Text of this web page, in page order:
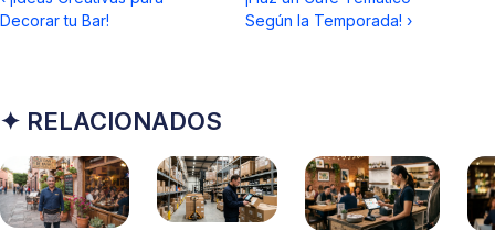
Decorar tu Bar!
Según la Temporada! ›
✦ RELACIONADOS